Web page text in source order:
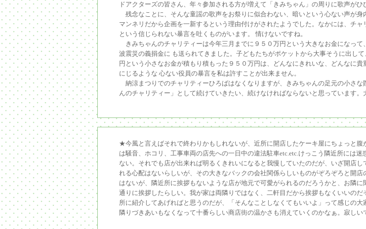
ドアクターズの皆さん、年々参加される方が増えて「きみちゃん」の周りに歌声が
残念なことに、そんな童謡の歌声をお祭りに似合わない、暗いという心ない声が身
マンネリだから企画を一新するという理由付けがされたようでした。なかには、チ
という信じられない暴言を吐くものがいます。 情けないですね。
きみちゃんのチャリティーは今年三月までに９５０万円という大きなお金になっ
波震災の義捐金に も送られてきました。子どもたちがポケットから大事そうに出し
円という小さなお金が積もり積もった９５０万円は、どんなにきれいな、どんなに
にじるような 心ない役員の暴言を私は許すことが出来ません。
納涼まつりでのチャリティーひろばはなくなりますが、きみちゃんの足元の小さ
んのチャリティー」として続けていきたい、続けなければならないと思っています。
★今風と言えばそれで終わりかもしれないが、近所に開店したケーキ屋にちょっと
は騒音、ホコリ、工事車両の店先への一日中の違法駐車etc.etc.けっこう隣近所には
ない。それでも店が出来れば明るくきれいになると我慢していたのだが、いざ開店
れる心配はないらしいが、その大きなバックの会社関係らしいものがぞろぞろと開
はないが、隣近所に挨拶もないような店が地元で可愛がられるのだろうかと、お隣
通りに挨拶したらしい。我が家は両隣りではなく、二軒目だから挨拶もなくいいの
所に紹介してあげればと思うのだが、「そんなことしなくてもいいよ」って感じの
隣りづきあいもなくなって十番らしい商店街の温かさも消えていくのかなぁ。寂しい